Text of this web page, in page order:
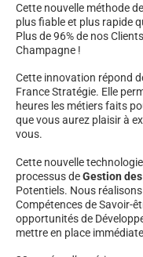
Cette nouvelle méthode de
plus fiable et plus rapide
Plus de 96% de nos
Champagne !
Cette innovation répond
France Stratégie. Elle
heures les métiers faits
que vous aurez plaisir à
vous.
Cette nouvelle
processus deGestion
Potentiels. Nous
Compétences de Savoir-
opportunités de
mettre en place